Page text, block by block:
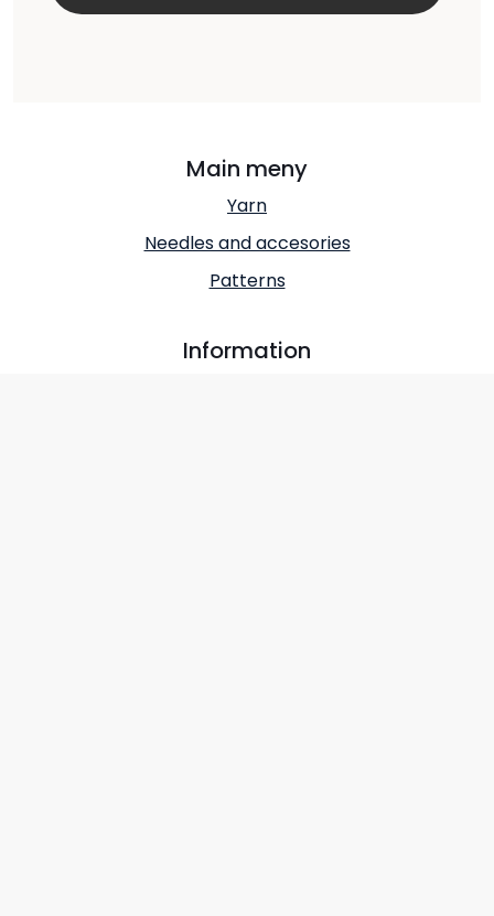
Main meny
Yarn
Needles and accesories
Patterns
Information